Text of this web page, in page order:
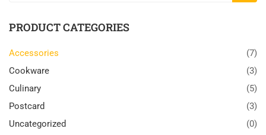
PRODUCT CATEGORIES
Accessories
(7)
Cookware
(3)
Culinary
(5)
Postcard
(3)
Uncategorized
(0)